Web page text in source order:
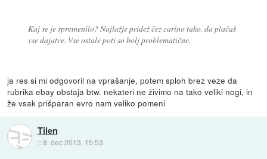
Kaj se je spremenilo? Najlažje pridež čez carino tako, da plačaš
vse dajatve. Vse ostale poti so bolj problematične.
ja res si mi odgovoril na vprašanje, potem sploh brez veze da
rubrika ebay obstaja btw. nekateri ne živimo na tako veliki nogi, in
že vsak prišparan evro nam veliko pomeni
Tilen
::8. dec 2013, 15:53